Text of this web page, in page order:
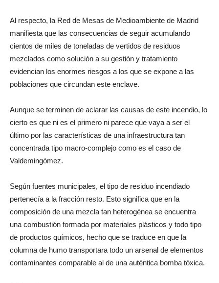
Al respecto, la Red de Mesas de Medioambiente de Madrid
manifiesta que las consecuencias de seguir acumulando
cientos de miles de toneladas de vertidos de residuos
mezclados como solución a su gestión y tratamiento
evidencian los enormes riesgos a los que se expone a las
poblaciones que circundan este enclave.
Aunque se terminen de aclarar las causas de este incendio, lo
cierto es que ni es el primero ni parece que vaya a ser el
último por las características de una infraestructura tan
concentrada tipo macro-complejo como es el caso de
Valdemingómez.
Según fuentes municipales, el tipo de residuo incendiado
pertenecía a la fracción resto. Esto significa que en la
composición de una mezcla tan heterogénea se encuentra
una combustión formada por materiales plásticos y todo tipo
de productos químicos, hecho que se traduce en que la
columna de humo transportara todo un arsenal de elementos
contaminantes comparable al de una auténtica bomba tóxica.